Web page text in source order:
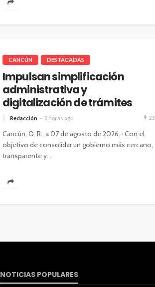
CANCÚN DESTACADAS
Impulsan simplificación
administrativa y
digitalización de trámites
Redacción 8 horas ago 23
Cancún, Q. R., a 07 de agosto de 2026.- Con el
objetivo de consolidar un gobierno más cercano,
transparente y...
NOTICIAS POPULARES